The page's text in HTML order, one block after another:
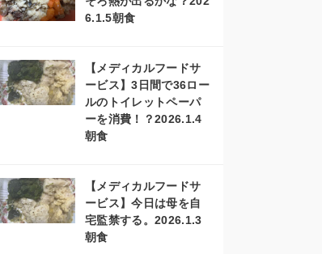
6.1.5朝食
【メディカルフードサ
ービス】3日間で36ロー
ルのトイレットペーパ
ーを消費！？2026.1.4
朝食
【メディカルフードサ
ービス】今日は母を自
宅監禁する。2026.1.3
朝食